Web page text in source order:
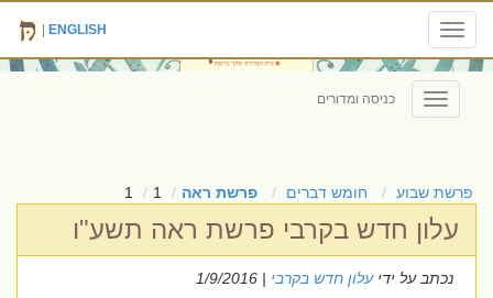
Toggle
navigation
ENGLISH
Toggle
navigation
כניסה ומדורים
פרשת שבוע חומש דברים פרשת ראה 1
1
עלון חדש בקרבי פרשת ראה תשע"ו
נכתב על ידיעלון חדש בקרבי | 1/9/2016